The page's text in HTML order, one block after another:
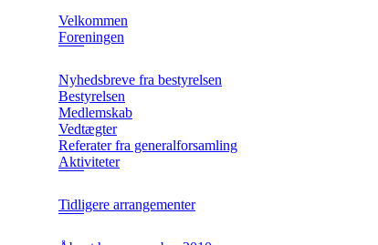
Velkommen
Foreningen
Nyhedsbreve fra bestyrelsen
Bestyrelsen
Medlemskab
Vedtægter
Referater fra generalforsamling
Aktiviteter
Tidligere arrangementer